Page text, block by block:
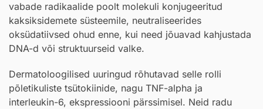
vabade radikaalide poolt molekuli konjugeeritud
kaksiksidemete süsteemile, neutraliseerides
oksüdatiivsed ohud enne, kui need jõuavad kahjustada
DNA-d või struktuurseid valke.
Dermatoloogilised uuringud rõhutavad selle rolli
põletikuliste tsütokiinide, nagu TNF-alpha ja
interleukin-6, ekspressiooni pärssimisel. Neid radu